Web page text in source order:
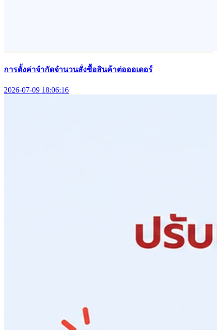
การตั้งค่าจำกัดจำนวนสั่งซื้อสินค้าต่อออเดอร์
2026-07-09 18:06:16